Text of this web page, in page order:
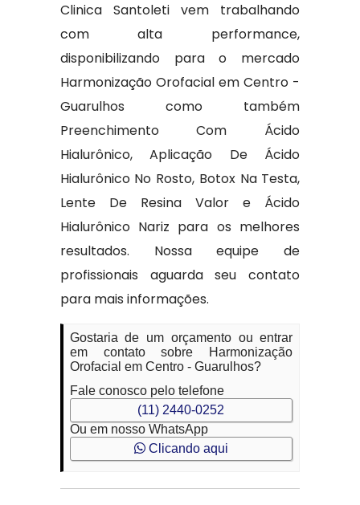
Clinica Santoleti vem trabalhando
com alta performance,
disponibilizando para o mercado
Harmonização Orofacial em Centro -
Guarulhos como também
Preenchimento Com Ácido
Hialurônico, Aplicação De Ácido
Hialurônico No Rosto, Botox Na Testa,
Lente De Resina Valor e Ácido
Hialurônico Nariz para os melhores
resultados. Nossa equipe de
profissionais aguarda seu contato
para mais informações.
Gostaria de um orçamento ou entrar
em contato sobre Harmonização
Orofacial em Centro - Guarulhos?
Fale conosco pelo telefone
(11) 2440-0252
Ou em nosso WhatsApp
Clicando aqui